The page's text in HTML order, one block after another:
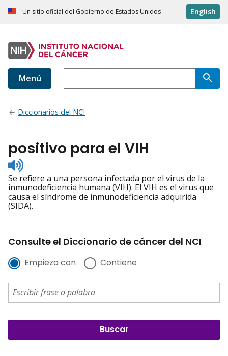
Un sitio oficial del Gobierno de Estados Unidos English
Menú
Diccionarios del NCI
positivo para el VIH
Listen
to
pronunciation
Se refiere a una persona infectada por el virus de la
inmunodeficiencia humana (VIH). El VIH es el virus que
causa el síndrome de inmunodeficiencia adquirida
(SIDA).
Consulte el Diccionario de cáncer del NCI
Empieza con Contiene